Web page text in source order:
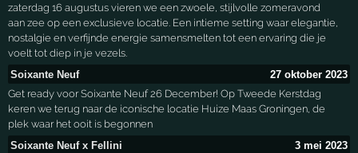
zaterdag 16 augustus vieren we een zwoele, stijlvolle zomeravond
aan zee op een exclusieve locatie. Een intieme setting waar elegantie,
nostalgie en verfijnde energie samensmelten tot een ervaring die je
voelt tot diep in je vezels.
Soixante Neuf
27 oktober 2023
Get ready voor Soixante Neuf 26 December! Op Tweede Kerstdag
keren we terug naar de iconische locatie Huize Maas Groningen, de
plek waar het ooit is begonnen
Soixante Neuf x Fellini
3 mei 2023